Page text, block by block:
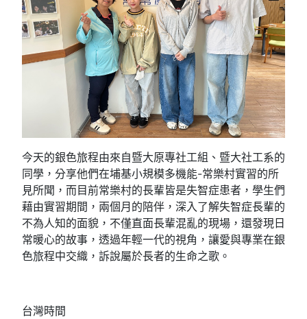
今天的銀色旅程由來自暨大原專社工組、暨大社工系的
同學，分享他們在埔基小規模多機能-常樂村實習的所
見所聞，而目前常樂村的長輩皆是失智症患者，學生們
藉由實習期間，兩個月的陪伴，深入了解失智症長輩的
不為人知的面貌，不僅直面長輩混亂的現場，還發現日
常暖心的故事，透過年輕一代的視角，讓愛與專業在銀
色旅程中交織，訴說屬於長者的生命之歌。
台灣時間